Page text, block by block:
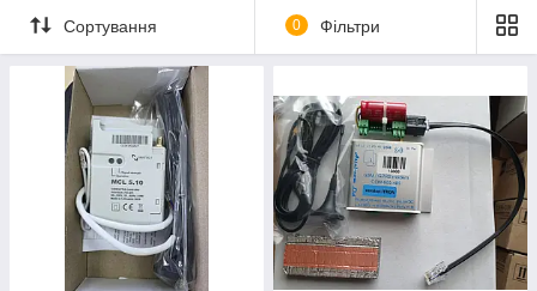
Сортування 0 Фільтри